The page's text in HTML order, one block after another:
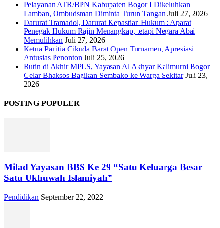
Pelayanan ATR/BPN Kabupaten Bogor I Dikeluhkan
Lamban, Ombudsman Diminta Turun Tangan Juli 27, 2026
Darurat Tramadol, Darurat Kepastian Hukum : Aparat
Penegak Hukum Rajin Menangkap, tetapi Negara Abai
Memulihkan Juli 27, 2026
Ketua Panitia Cikuda Barat Open Turnamen, Apresiasi
Antusias Penonton Juli 25, 2026
Rutin di Akhir MPLS, Yayasan Al Akhyar Kalimurni Bogor
Gelar Bhaksos Bagikan Sembako ke Warga Sekitar Juli 23,
2026
POSTING POPULER
Milad Yayasan BBS Ke 29 “Satu Keluarga Besar
Satu Ukhuwah Islamiyah”
Pendidikan September 22, 2022